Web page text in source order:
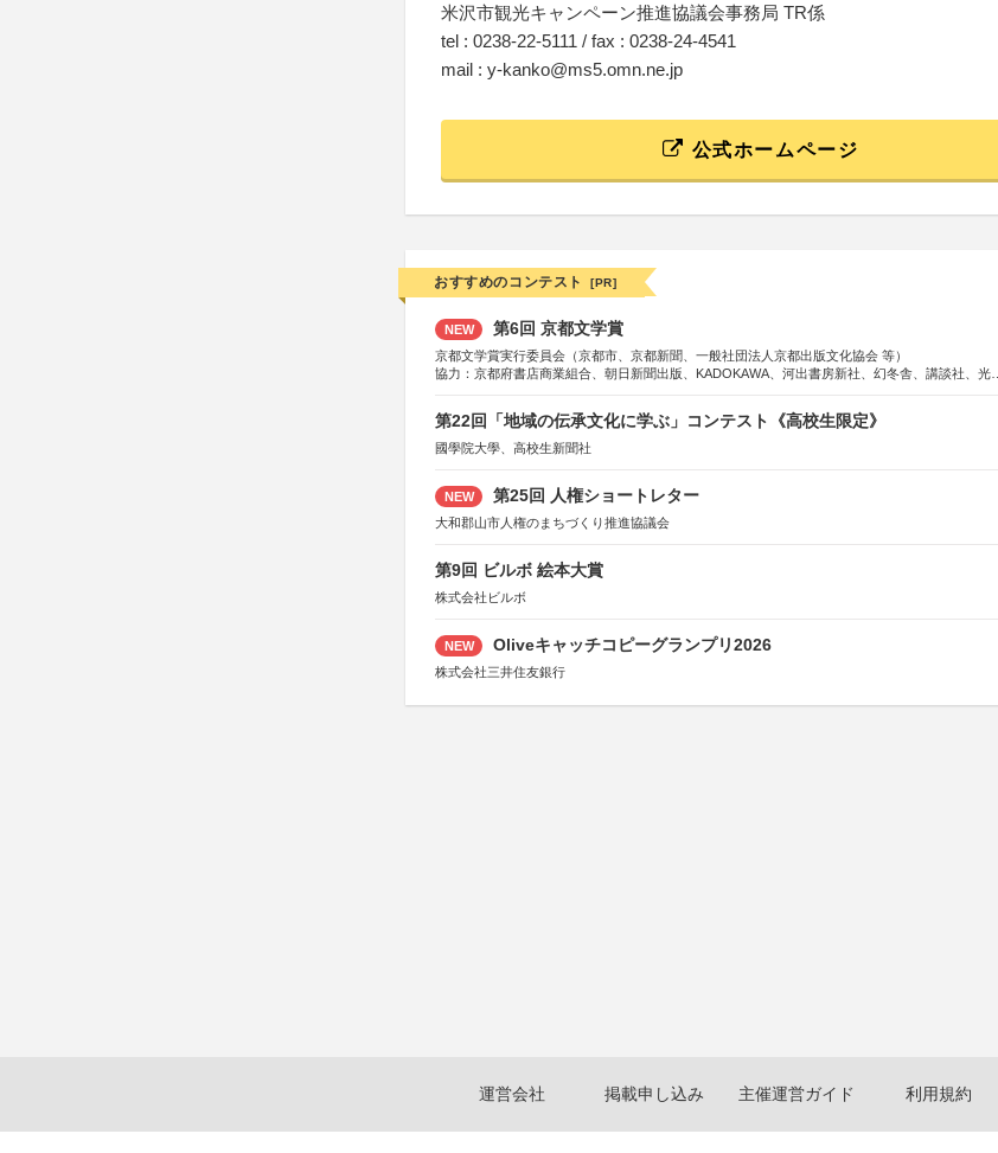
米沢市観光キャンペーン推進協議会事務局 TR係
tel : 0238-22-5111 / fax : 0238-24-4541
mail : y-kanko@ms5.omn.ne.jp
公式ホームページ
おすすめのコンテスト [PR]
NEW 第6回 京都文学賞
京都文学賞実行委員会（京都市、京都新聞、一般社団法人京都出版文化協会 等）
協力：京都府書店商業組合、朝日新聞出版、KADOKAWA、河出書房新社、幻冬舎、講談社、光文
第22回「地域の伝承文化に学ぶ」コンテスト《高校生限定》
國學院大學、高校生新聞社
NEW 第25回 人権ショートレター
大和郡山市人権のまちづくり推進協議会
第9回 ビルボ 絵本大賞
株式会社ビルボ
NEW Oliveキャッチコピーグランプリ2026
株式会社三井住友銀行
運営会社 掲載申し込み 主催運営ガイド 利用規約